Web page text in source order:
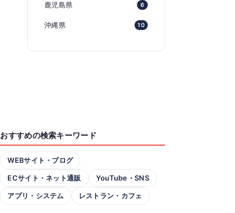
鹿児島県 6
沖縄県 10
おすすめの検索キーワード
WEBサイト・ブログ
ECサイト・ネット通販 YouTube・SNS
アプリ・システム レストラン・カフェ